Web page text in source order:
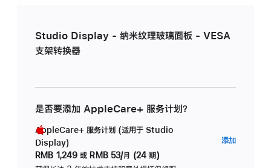
Studio Display - 纳米纹理玻璃面板 - VESA
支架转换器
是否要添加 AppleCare+ 服务计划？
AppleCare+ 服务计划 (适用于 Studio
Display)
RMB 1,249 或 RMB 53/月 (24 期)
添加